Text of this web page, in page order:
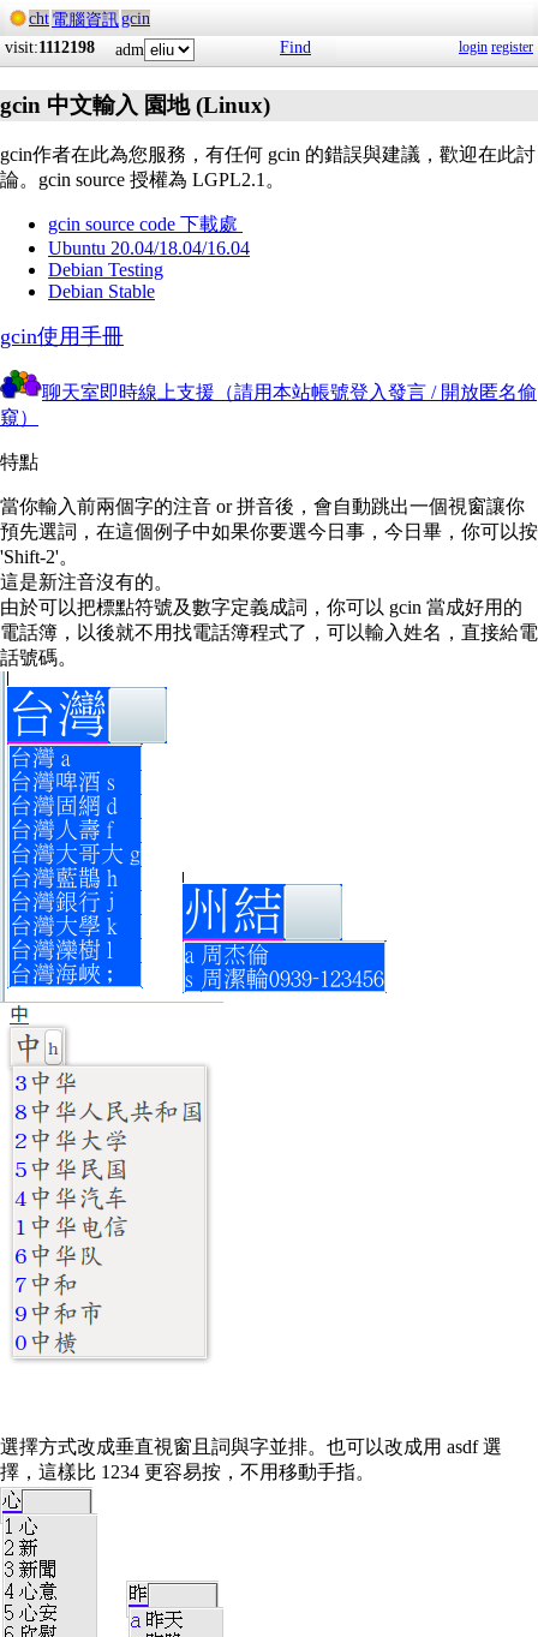
cht 電腦資訊gcin
visit:1112198 adm Find login register
gcin 中文輸入 園地 (Linux)
gcin作者在此為您服務，有任何 gcin 的錯誤與建議，歡迎在此討
論。gcin source 授權為 LGPL2.1。
gcin source code 下載處
Ubuntu 20.04/18.04/16.04
Debian Testing
Debian Stable
gcin使用手冊
聊天室即時線上支援（請用本站帳號登入發言 / 開放匿名偷
窺）
特點
當你輸入前兩個字的注音 or 拼音後，會自動跳出一個視窗讓你
預先選詞，在這個例子中如果你要選今日事，今日畢，你可以按
'Shift-2'。
這是新注音沒有的。
由於可以把標點符號及數字定義成詞，你可以 gcin 當成好用的
電話簿，以後就不用找電話簿程式了，可以輸入姓名，直接給電
話號碼。
選擇方式改成垂直視窗且詞與字並排。也可以改成用 asdf 選
擇，這樣比 1234 更容易按，不用移動手指。